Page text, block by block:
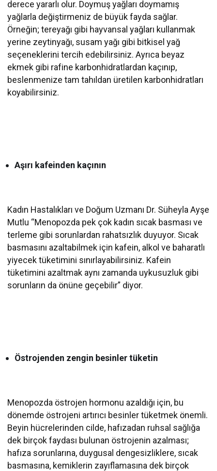
derece yararlı olur. Doymuş yağları doymamış
yağlarla değiştirmeniz de büyük fayda sağlar.
Örneğin; tereyağı gibi hayvansal yağları kullanmak
yerine zeytinyağı, susam yağı gibi bitkisel yağ
seçeneklerini tercih edebilirsiniz. Ayrıca beyaz
ekmek gibi rafine karbonhidratlardan kaçınıp,
beslenmenize tam tahıldan üretilen karbonhidratları
koyabilirsiniz.
Aşırı kafeinden kaçının
Kadın Hastalıkları ve Doğum Uzmanı Dr. Süheyla Ayşe
Mutlu “Menopozda pek çok kadın sıcak basması ve
terleme gibi sorunlardan rahatsızlık duyuyor. Sıcak
basmasını azaltabilmek için kafein, alkol ve baharatlı
yiyecek tüketimini sınırlayabilirsiniz. Kafein
tüketimini azaltmak aynı zamanda uykusuzluk gibi
sorunların da önüne geçebilir” diyor.
Östrojenden zengin besinler tüketin
Menopozda östrojen hormonu azaldığı için, bu
dönemde östrojeni artırıcı besinler tüketmek önemli.
Beyin hücrelerinden cilde, hafızadan ruhsal sağlığa
dek birçok faydası bulunan östrojenin azalması;
hafıza sorunlarına, duygusal dengesizliklere, sıcak
basmasına, kemiklerin zayıflamasına dek birçok